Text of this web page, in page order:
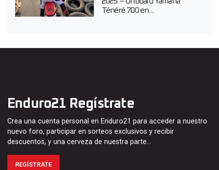
Ténéré 700 en...
Enduro21 Regístrate
Crea una cuenta personal en Enduro21 para acceder a nuestro
nuevo foro, participar en sorteos exclusivos y recibir
descuentos, y una cerveza de nuestra parte…
REGÍSTRATE